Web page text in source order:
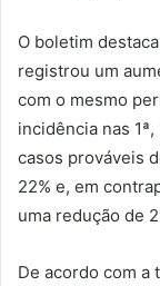
O boletim
registrou um
com o mesmo
incidência nas
casos prováveis
22% e, em
uma redução de
De acordo com a